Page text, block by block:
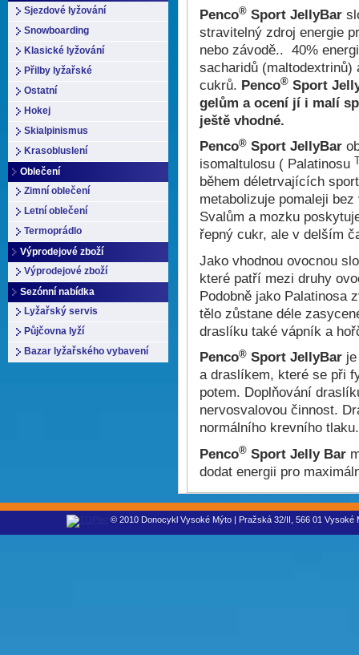
Sjezdové lyžování
Snowboarding
Klasické lyžování
Přilby lyžařské
Ostatní
Hokej
Skialpinismus
Krasobluslení
Oblečení
Zimní oblečení
Letní oblečení
Termoprádlo
Výprodejové zboží
Výprodejové zboží
Sezónní nabídka
Lyžařský servis
Půjčovna lyží
Bazar lyžařského vybavení
Penco® Sport JellyBar
stravitelný zdroj energie
nebo závodě.. 40%
sacharidů (maltodextrinů)
cukrů. Penco® Sport
gelům a ocení jí i malí
ještě vhodné.
Penco® Sport JellyBar
isomaltulosu ( Palatinosu
během déletrvajících
metabolizuje pomaleji
Svalům a mozku
řepný cukr, ale v delším
Jako vhodnou ovocnou
které patří mezi druhy
Podobně jako Palatinosa
tělo zůstane déle
draslíku také vápník a
Penco® Sport JellyBar
a draslíkem, které se při
potem. Doplňování
nervosvalovou činnost.
normálního krevního
Penco® Sport Jelly Bar
dodat energii pro
© 2010 Donocykl Vysoké Mýto | Pražská 32/II, 566 01 Vysoké